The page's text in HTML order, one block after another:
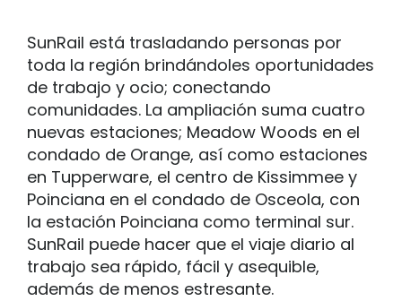
SunRail está trasladando personas por
toda la región brindándoles oportunidades
de trabajo y ocio; conectando
comunidades. La ampliación suma cuatro
nuevas estaciones; Meadow Woods en el
condado de Orange, así como estaciones
en Tupperware, el centro de Kissimmee y
Poinciana en el condado de Osceola, con
la estación Poinciana como terminal sur.
SunRail puede hacer que el viaje diario al
trabajo sea rápido, fácil y asequible,
además de menos estresante.